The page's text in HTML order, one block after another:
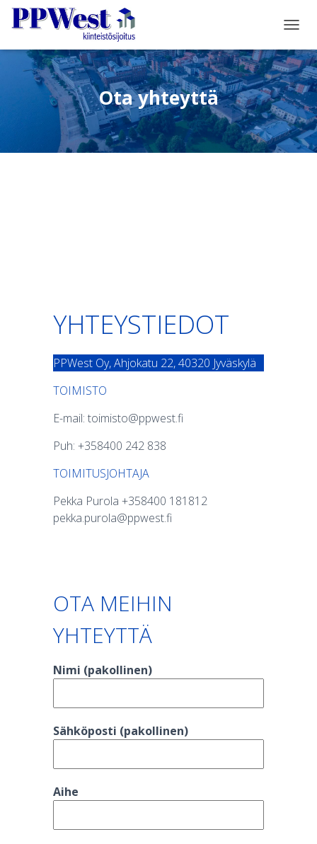
A
V
I
G
O
I
N
T
I
Ota yhteyttä
YHTEYSTIEDOT
PPWest Oy, Ahjokatu 22, 40320 Jyväskylä
TOIMISTO
E-mail: toimisto@ppwest.fi
Puh: +358400 242 838
TOIMITUSJOHTAJA
Pekka Purola +358400 181812
pekka.purola@ppwest.fi
OTA MEIHIN
YHTEYTTÄ
Nimi (pakollinen)
Sähköposti (pakollinen)
Aihe